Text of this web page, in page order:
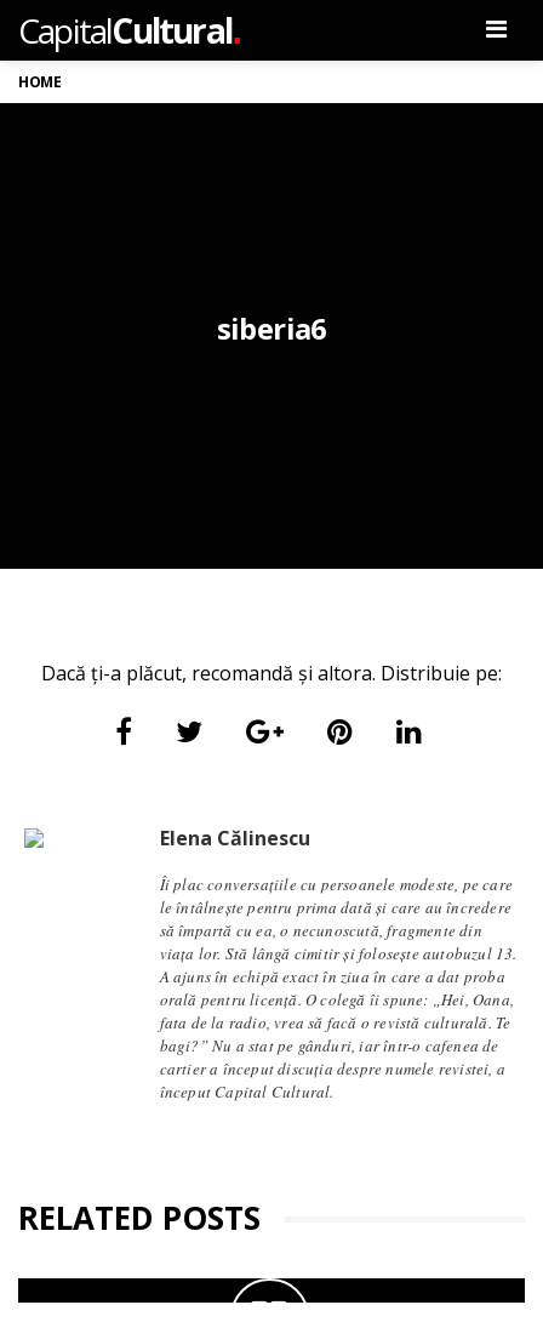
CapitalCultural.
HOME
siberia6
Dacă ți-a plăcut, recomandă și altora. Distribuie pe:
Elena Călinescu
Îi plac conversaţiile cu persoanele modeste, pe care
le întâlneşte pentru prima dată şi care au încredere
să împartă cu ea, o necunoscută, fragmente din
viaţa lor. Stă lângă cimitir și foloseşte autobuzul 13.
A ajuns în echipă exact în ziua în care a dat proba
orală pentru licență. O colegă îi spune: „Hei, Oana,
fata de la radio, vrea să facă o revistă culturală. Te
bagi?” Nu a stat pe gânduri, iar într-o cafenea de
cartier a început discuția despre numele revistei, a
început Capital Cultural.
RELATED POSTS